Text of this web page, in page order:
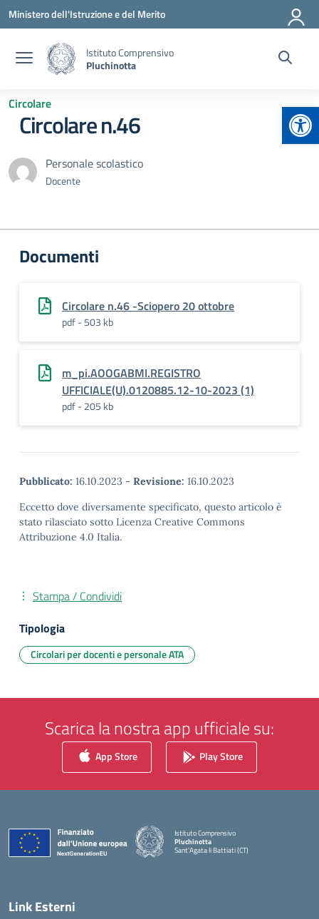
Vai ai contenuti
Vai al menu di navigazione
Vai al footer
Ministero dell'Istruzione e del Merito
Istituto Comprensivo
Pluchinotta
Circolare
Circolare n.46
Personale scolastico
Docente
Documenti
Circolare n.46 -Sciopero 20 ottobre
pdf - 503 kb
m_pi.AOOGABMI.REGISTRO
UFFICIALE(U).0120885.12-10-2023 (1)
pdf - 205 kb
Pubblicato: 16.10.2023 - Revisione: 16.10.2023
Eccetto dove diversamente specificato, questo articolo è
stato rilasciato sotto Licenza Creative Commons
Attribuzione 4.0 Italia.
Stampa / Condividi
Tipologia
Circolari per docenti e personale ATA
Scarica la nostra app ufficiale su:
App Store Play Store
Istituto Comprensivo
Pluchinotta
Sant'Agata li Battiati (CT)
— Visita la pagina iniziale della scuola
Link Esterni